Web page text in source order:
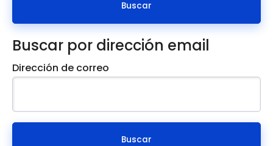
Buscar por dirección email
Dirección de correo